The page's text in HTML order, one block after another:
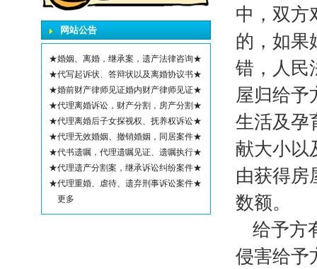
网站公告
★婚姻、离婚，继承案，遗产法律咨询★
★代写起诉状、答辩状以及离婚协议书★
★婚前财产律师见证婚内财产律师见证★
★代理离婚诉讼，财产分割，房产分割★
★代理离婚后子女探视权、抚养权诉讼★
★代理无效婚姻、撤销婚姻，同居案件★
★代书遗嘱，代理遗嘱见证、遗嘱执行★
★代理遗产分割案，继承诉讼纠纷案件★
★代理重婚、虐待、遗弃刑事诉讼案件★
更多
中，双方
的，如果
错，人民
屋归给予
生活及孕
献大小以
由获得房
数额。
给予方
侵害给予